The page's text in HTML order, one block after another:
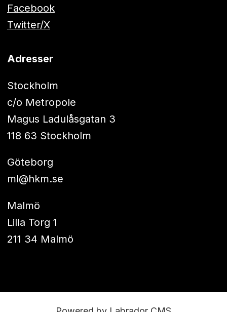
Facebook
Twitter/X
Adresser
Stockholm
c/o Metropole
Magus Ladulåsgatan 3
118 63 Stockholm
Göteborg
ml@hkm.se
Malmö
Lilla Torg 1
211 34 Malmö